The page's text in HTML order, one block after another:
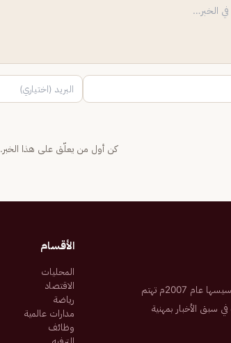
كن أول من يعلّق على هذا الخبر.
صحيفة إلكترونية سعودية تم تأسيسها عام 2007م تهتم
في سبق الأخبار بمهنية
الأقسام
المحليات
الاقتصاد
رياضة
مدارات عالمية
وظائف